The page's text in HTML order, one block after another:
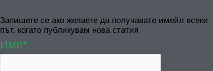
Запишете се ако желаете да получавате имейл всеки
път, когато публикувам нова статия
Име*